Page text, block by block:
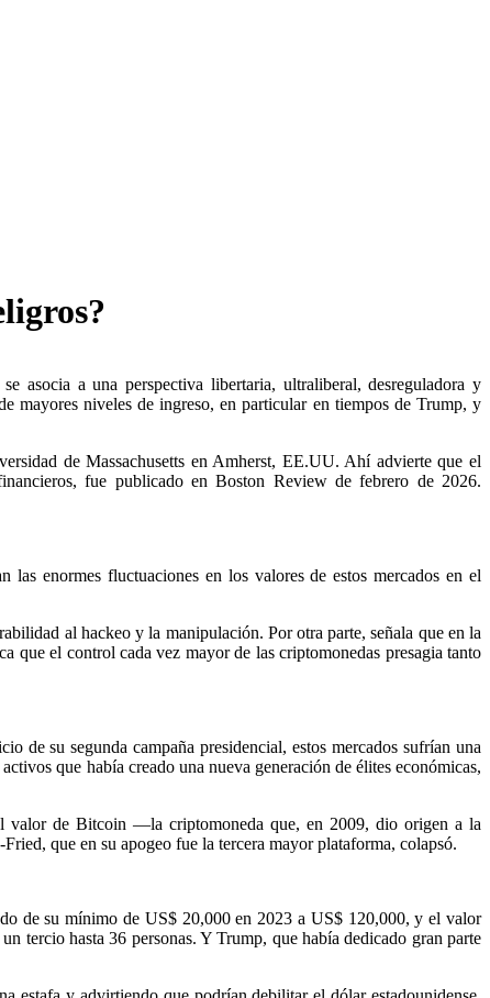
asocia a una perspectiva libertaria, ultraliberal, desreguladora y
mayores niveles de ingreso, en particular en tiempos de Trump, y
de Massachusetts en Amherst, EE.UU. Ahí advierte que el
fue publicado en Boston Review de febrero de 2026.
las enormes fluctuaciones en los valores de estos mercados en el
al hackeo y la manipulación. Por otra parte, señala que en la
que el control cada vez mayor de las criptomonedas presagia tanto
de su segunda campaña presidencial, estos mercados sufrían una
que había creado una nueva generación de élites económicas,
valor de Bitcoin —la criptomoneda que, en 2009, dio origen a la
que en su apogeo fue la tercera mayor plataforma, colapsó.
de su mínimo de US$ 20,000 en 2023 a US$ 120,000, y el valor
tercio hasta 36 personas. Y Trump, que había dedicado gran parte